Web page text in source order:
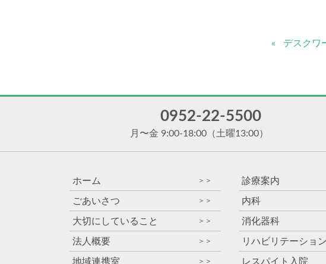
デスクワ
0952-22-5500
月〜金 9:00-18:00 （土曜13:00）
ホーム ＞＞
ごあいさつ ＞＞
大切にしていること ＞＞
法人概要 ＞＞
地域連携室 ＞＞
診療案内
内科
消化器科
リハビリテーション
レスパイト入院